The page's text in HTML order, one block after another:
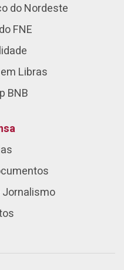
do Nordeste
FNE
Libras
BNB
Jornalismo